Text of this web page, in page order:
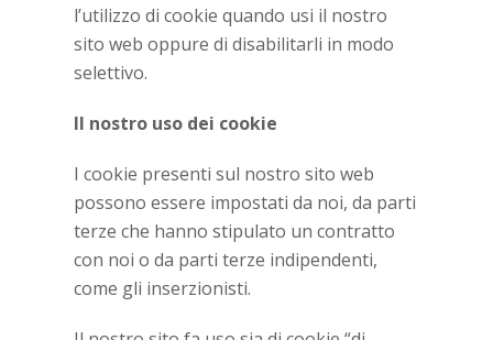
l’utilizzo di cookie quando usi il nostro
sito web oppure di disabilitarli in modo
selettivo.
Il nostro uso dei cookie
I cookie presenti sul nostro sito web
possono essere impostati da noi, da parti
terze che hanno stipulato un contratto
con noi o da parti terze indipendenti,
come gli inserzionisti.